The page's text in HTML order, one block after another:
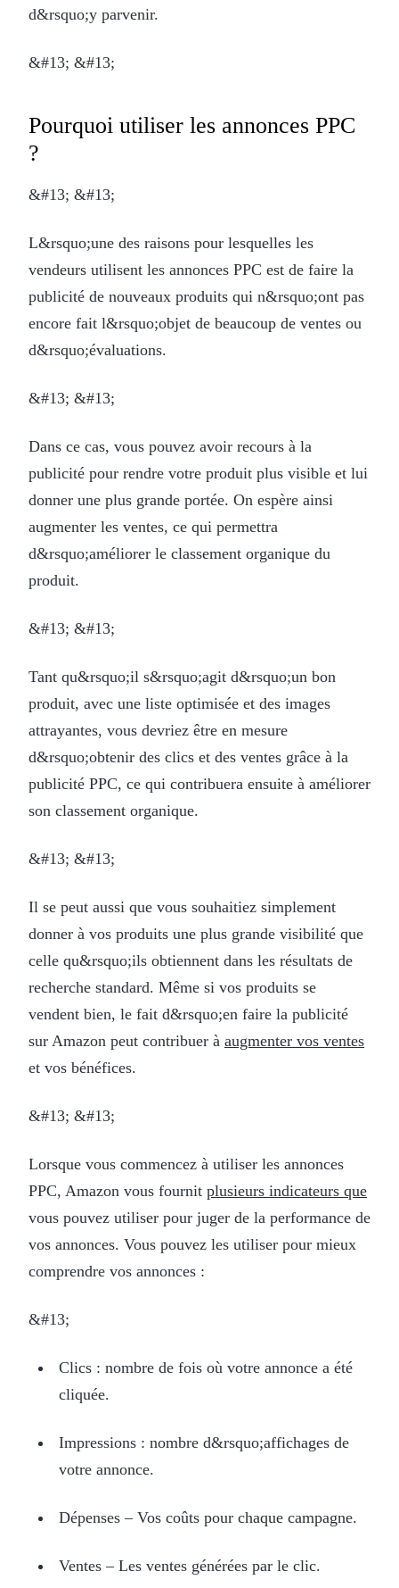
d&rsquo;y parvenir.
&#13; &#13;
Pourquoi utiliser les annonces PPC
?
&#13; &#13;
L&rsquo;une des raisons pour lesquelles les
vendeurs utilisent les annonces PPC est de faire la
publicité de nouveaux produits qui n&rsquo;ont pas
encore fait l&rsquo;objet de beaucoup de ventes ou
d&rsquo;évaluations.
&#13; &#13;
Dans ce cas, vous pouvez avoir recours à la
publicité pour rendre votre produit plus visible et lui
donner une plus grande portée. On espère ainsi
augmenter les ventes, ce qui permettra
d&rsquo;améliorer le classement organique du
produit.
&#13; &#13;
Tant qu&rsquo;il s&rsquo;agit d&rsquo;un bon
produit, avec une liste optimisée et des images
attrayantes, vous devriez être en mesure
d&rsquo;obtenir des clics et des ventes grâce à la
publicité PPC, ce qui contribuera ensuite à améliorer
son classement organique.
&#13; &#13;
Il se peut aussi que vous souhaitiez simplement
donner à vos produits une plus grande visibilité que
celle qu&rsquo;ils obtiennent dans les résultats de
recherche standard. Même si vos produits se
vendent bien, le fait d&rsquo;en faire la publicité
sur Amazon peut contribuer à augmenter vos ventes
et vos bénéfices.
&#13; &#13;
Lorsque vous commencez à utiliser les annonces
PPC, Amazon vous fournit plusieurs indicateurs que
vous pouvez utiliser pour juger de la performance de
vos annonces. Vous pouvez les utiliser pour mieux
comprendre vos annonces :
&#13;
Clics : nombre de fois où votre annonce a été
cliquée.
Impressions : nombre d&rsquo;affichages de
votre annonce.
Dépenses – Vos coûts pour chaque campagne.
Ventes – Les ventes générées par le clic.